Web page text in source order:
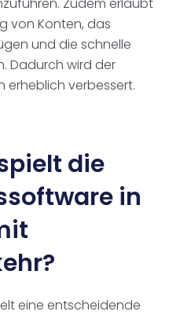
von Konten, das
und die schnelle
Dadurch wird der
erheblich verbessert.
die
in
eine entscheidende